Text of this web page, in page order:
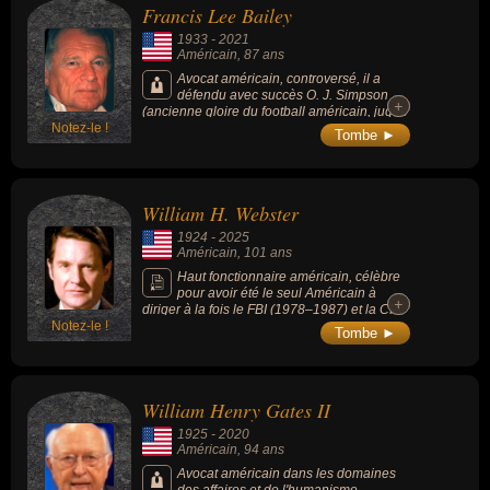
Notez-le !
Francis Lee Bailey
1933 - 2021
Américain, 87 ans
Avocat américain, controversé, il a
défendu avec succès O. J. Simpson
(ancienne gloire du football américain, jugée
en 1995 pour le meurtre de sa femme et d’un
ami de celle-ci) et a également contribué à
+
+
Tombe ►
Notez-le !
William H. Webster
1924 - 2025
Américain , 101 ans
Haut fonctionnaire américain, célèbre
pour avoir été le seul Américain à
diriger à la fois le FBI (1978–1987) et la CIA
(1987–1991). Il est reconnu pour avoir
renforcé l’intégrité et la transparence de ces
+
+
Tombe ►
William Henry Gates II
1925 - 2020
Américain, 94 ans
Avocat américain dans les domaines